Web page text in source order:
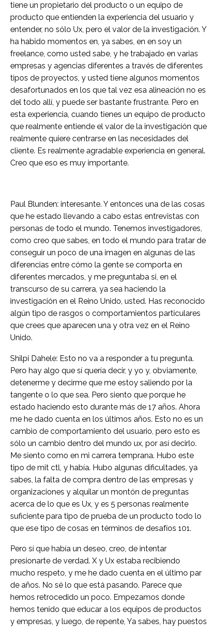
tiene un propietario del producto o un equipo de
producto que entienden la experiencia del usuario y
entender, no sólo Ux, pero el valor de la investigación. Y
ha habido momentos en, ya sabes, en en soy un
freelance, como usted sabe, y he trabajado en varias
empresas y agencias diferentes a través de diferentes
tipos de proyectos, y usted tiene algunos momentos
desafortunados en los que tal vez esa alineación no es
del todo allí, y puede ser bastante frustrante. Pero en
esta experiencia, cuando tienes un equipo de producto
que realmente entiende el valor de la investigación que
realmente quiere centrarse en las necesidades del
cliente. Es realmente agradable experiencia en general.
Creo que eso es muy importante.
Paul Blunden: interesante. Y entonces una de las cosas
que he estado llevando a cabo estas entrevistas con
personas de todo el mundo. Tenemos investigadores,
como creo que sabes, en todo el mundo para tratar de
conseguir un poco de una imagen en algunas de las
diferencias entre cómo la gente se comporta en
diferentes mercados, y me preguntaba si, en el
transcurso de su carrera, ya sea haciendo la
investigación en el Reino Unido, usted. Has reconocido
algún tipo de rasgos o comportamientos particulares
que crees que aparecen una y otra vez en el Reino
Unido.
Shilpi Dahele: Esto no va a responder a tu pregunta.
Pero hay algo que sí quería decir, y yo y, obviamente,
detenerme y decirme que me estoy saliendo por la
tangente o lo que sea. Pero siento que porque he
estado haciendo esto durante más de 17 años. Ahora
me he dado cuenta en los últimos años. Esto no es un
cambio de comportamiento del usuario, pero esto es
sólo un cambio dentro del mundo ux, por así decirlo.
Me siento como en mi carrera temprana. Hubo este
tipo de mit ctl, y había. Hubo algunas dificultades, ya
sabes, la falta de compra dentro de las empresas y
organizaciones y alquilar un montón de preguntas
acerca de lo que es Ux, y es 5 personas realmente
suficiente para tipo de prueba de un producto todo lo
que ese tipo de cosas en términos de desafíos 101.
Pero sí que había un deseo, creo, de intentar
presionarte de verdad. X y Ux estaba recibiendo
mucho respeto, y me he dado cuenta en el último par
de años. No sé lo que está pasando. Parece que
hemos retrocedido un poco. Empezamos donde
hemos tenido que educar a los equipos de productos
y empresas, y luego, de repente, Ya sabes, hay puestos